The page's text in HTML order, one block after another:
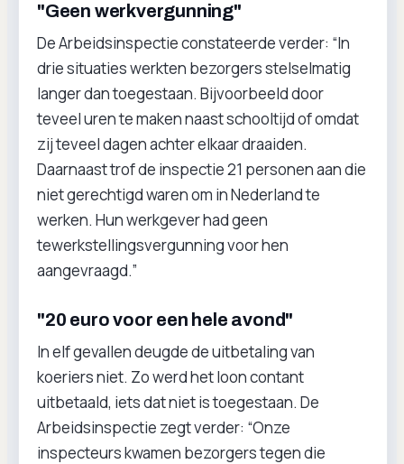
"Geen werkvergunning"
De Arbeidsinspectie constateerde verder: “In
drie situaties werkten bezorgers stelselmatig
langer dan toegestaan. Bijvoorbeeld door
teveel uren te maken naast schooltijd of omdat
zij teveel dagen achter elkaar draaiden.
Daarnaast trof de inspectie 21 personen aan die
niet gerechtigd waren om in Nederland te
werken. Hun werkgever had geen
tewerkstellingsvergunning voor hen
aangevraagd.”
"20 euro voor een hele avond"
In elf gevallen deugde de uitbetaling van
koeriers niet. Zo werd het loon contant
uitbetaald, iets dat niet is toegestaan. De
Arbeidsinspectie zegt verder: “Onze
inspecteurs kwamen bezorgers tegen die